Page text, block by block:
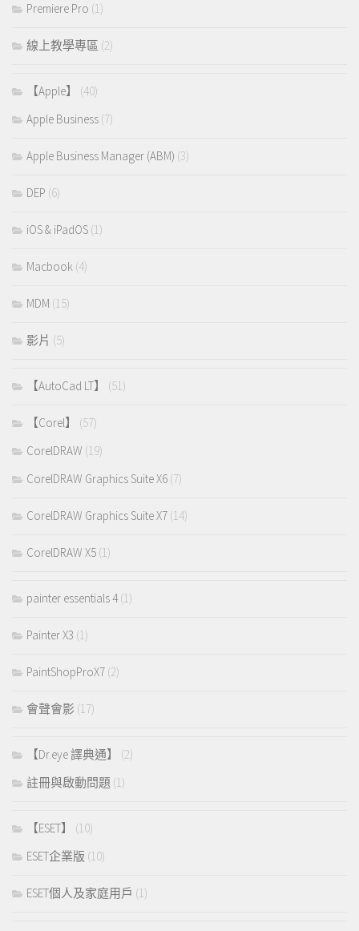
Premiere Pro (1)
線上教學專區 (2)
【Apple】
(40)
Apple Business (7)
Apple Business Manager (ABM) (3)
DEP (6)
iOS & iPadOS (1)
Macbook (4)
MDM (15)
影片 (5)
【AutoCad LT】 (51)
【Corel】
(57)
CorelDRAW (19)
CorelDRAW Graphics Suite X6 (7)
CorelDRAW Graphics Suite X7 (14)
CorelDRAW X5 (1)
painter essentials 4(1)
Painter X3 (1)
PaintShopProX7 (2)
會聲會影 (17)
【Dr.eye 譯典通】
(2)
註冊與啟動問題 (1)
【ESET】
(10)
ESET企業版 (10)
ESET個人及家庭用戶 (1)